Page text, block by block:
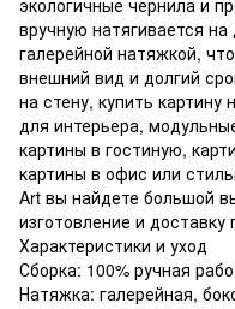
вручную натягивается
галерейной натяжкой,
внешний вид и долгий
на стену, купить
для интерьера,
картины в гостиную,
картины в офис или
Art вы найдете большой
изготовление и доставку
Характеристики и уход
Сборка: 100% ручная
Натяжка: галерейная,